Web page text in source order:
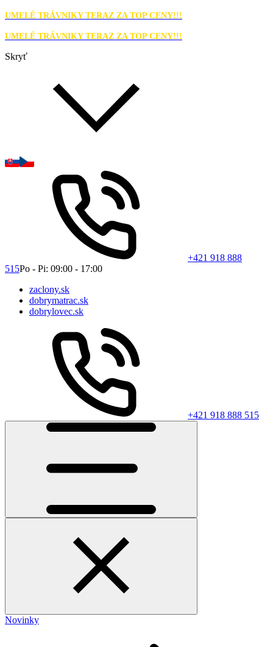
UMELÉ TRÁVNIKY TERAZ ZA TOP CENY!!!
UMELÉ TRÁVNIKY TERAZ ZA TOP CENY!!!
Skryť
+421 918 888
515Po - Pi: 09:00 - 17:00
zaclony.sk
dobrymatrac.sk
dobrylovec.sk
+421 918 888 515
Novinky